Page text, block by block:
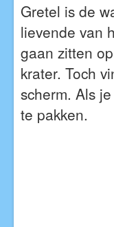
Gretel is de
lievende van
gaan zitten
krater. Toch
scherm. Als
te pakken.